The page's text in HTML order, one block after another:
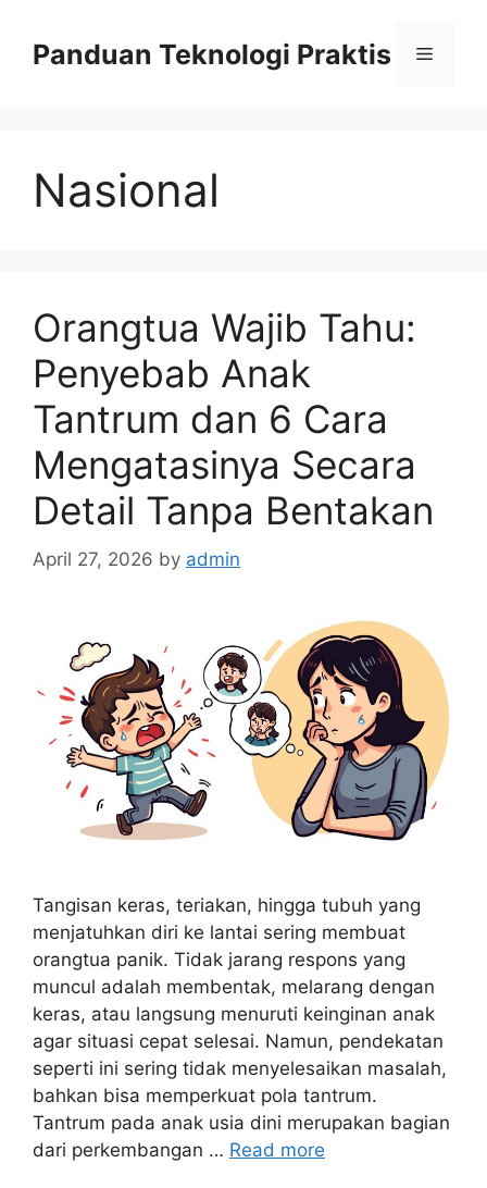
contentPanduan Teknologi Praktis Menu
Nasional
Orangtua Wajib Tahu:
Penyebab Anak
Tantrum dan 6 Cara
Mengatasinya Secara
Detail Tanpa Bentakan
April 27, 2026 by admin
Tangisan keras, teriakan, hingga tubuh yang
menjatuhkan diri ke lantai sering membuat
orangtua panik. Tidak jarang respons yang
muncul adalah membentak, melarang dengan
keras, atau langsung menuruti keinginan anak
agar situasi cepat selesai. Namun, pendekatan
seperti ini sering tidak menyelesaikan masalah,
bahkan bisa memperkuat pola tantrum.
Tantrum pada anak usia dini merupakan bagian
dari perkembangan … Read more